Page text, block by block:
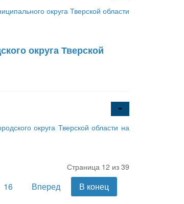
округа Тверской области
округа Тверской
округа Тверской области на
Страница 12 из 39
16 Вперед В конец